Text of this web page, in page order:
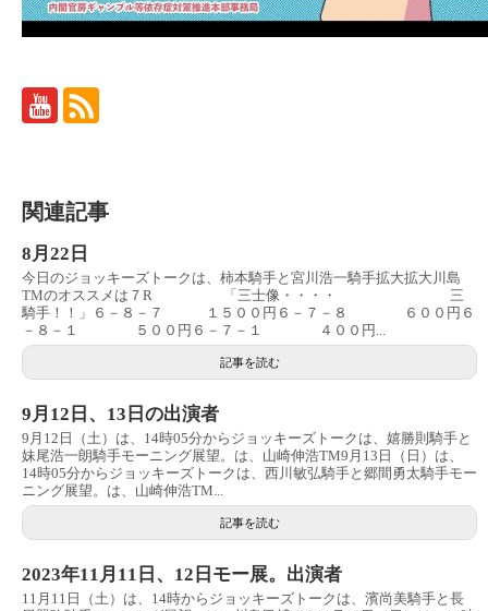
関連記事
8月22日
今日のジョッキーズトークは、柿本騎手と宮川浩一騎手拡大拡大川島
TMのオススメは７R 「三士像・・・・ 三
騎手！！」６－８－７ １５００円６－７－８ ６００円６
－８－１ ５００円６－７－１ ４００円...
記事を読む
9月12日、13日の出演者
9月12日（土）は、14時05分からジョッキーズトークは、嬉勝則騎手と
妹尾浩一朗騎手モーニング展望。は、山崎伸浩TM9月13日（日）は、
14時05分からジョッキーズトークは、西川敏弘騎手と郷間勇太騎手モー
ニング展望。は、山崎伸浩TM...
記事を読む
2023年11月11日、12日モー展。出演者
11月11日（土）は、14時からジョッキーズトークは、濱尚美騎手と長